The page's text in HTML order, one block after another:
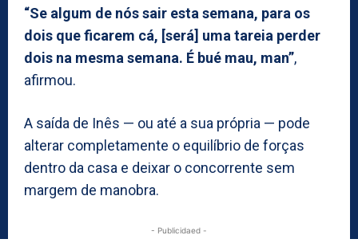
“Se algum de nós sair esta semana, para os
dois que ficarem cá, [será] uma tareia perder
dois na mesma semana. É bué mau, man”,
afirmou.
A saída de Inês — ou até a sua própria — pode
alterar completamente o equilíbrio de forças
dentro da casa e deixar o concorrente sem
margem de manobra.
- Publicidaed -